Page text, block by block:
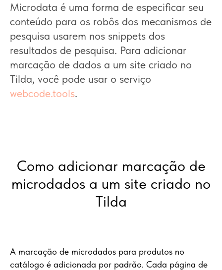
Microdata é uma forma de especificar seu
conteúdo para os robôs dos mecanismos de
pesquisa usarem nos snippets dos
resultados de pesquisa. Para adicionar
marcação de dados a um site criado no
Tilda, você pode usar o serviço
webcode.tools.
Como adicionar marcação de
microdados a um site criado no
Tilda
A marcação de microdados para produtos no
catálogo é adicionada por padrão. Cada página de